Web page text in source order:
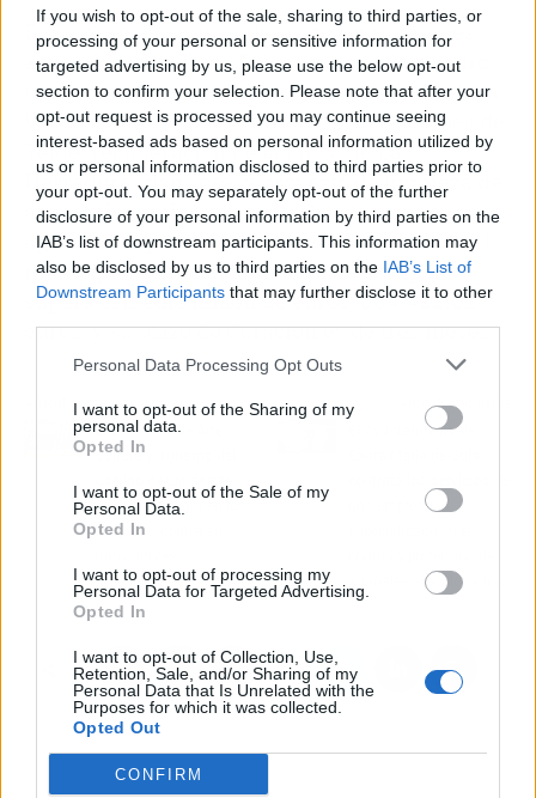
If you wish to opt-out of the sale, sharing to third parties, or
processing of your personal or sensitive information for
targeted advertising by us, please use the below opt-out
section to confirm your selection. Please note that after your
opt-out request is processed you may continue seeing
interest-based ads based on personal information utilized by
us or personal information disclosed to third parties prior to
your opt-out. You may separately opt-out of the further
disclosure of your personal information by third parties on the
IAB’s list of downstream participants. This information may
also be disclosed by us to third parties on the IAB’s List of
Downstream Participants that may further disclose it to other
Personal Data Processing Opt Outs
I want to opt-out of the Sharing of my
personal data.
Opted In
I want to opt-out of the Sale of my
Personal Data.
Opted In
I want to opt-out of processing my
Personal Data for Targeted Advertising.
Opted In
I want to opt-out of Collection, Use,
Retention, Sale, and/or Sharing of my
Personal Data that Is Unrelated with the
Purposes for which it was collected.
Opted Out
CONFIRM
El Programa comprende cuatro grandes ejes:
actuación en la finca El Viso y Hoya San Pedro;
trabajos a favor del medioambiente en La Casa
Verde, Lomo Calasio y otros espacios rurales de
Telde; recuperación de la Finca de La
Herradura- San José; y proyecto de limpieza de
acondicionamiento y control de las áreas
agrícolas deprimidas de las zonas de costa del
municipio. La ficha financiera de este plan
supera el medio millón de euros, 564.422.01
euros, y su plazo de duración es de tres meses.
Artículo anterior
Los Centros de Arte,
Cultura y Turismo del
dejarán de litigar en los
juzgados contra sus
Artículo siguiente
El Ayuntamiento de
una empresa
animales abandonados.